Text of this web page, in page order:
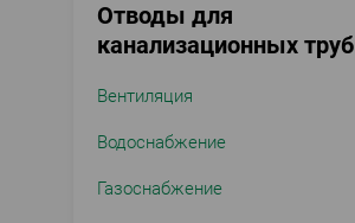
Отводы для
канализационных труб
Вентиляция
Водоснабжение
Газоснабжение